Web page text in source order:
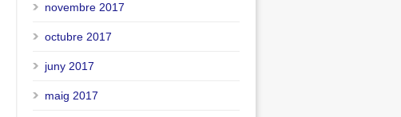
novembre 2017
octubre 2017
juny 2017
maig 2017